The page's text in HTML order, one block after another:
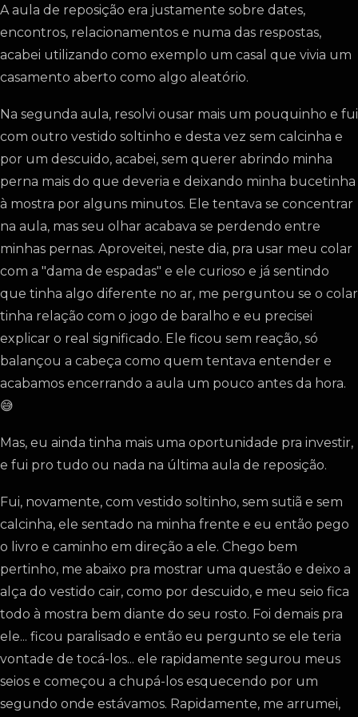
A aula de reposição era justamente sobre dates,
encontros, relacionamentos e numa das respostas,
acabei utilizando como exemplo um casal que vivia um
casamento aberto como algo aleatório.
Na segunda aula, resolvi ousar mais um pouquinho e fui
com outro vestido soltinho e desta vez sem calcinha e
por um descuido, acabei, sem querer abrindo minha
perna mais do que deveria e deixando minha bucetinha
à mostra por alguns minutos. Ele tentava se concentrar
na aula, mas seu olhar acabava se perdendo entre
minhas pernas. Aproveitei, neste dia, pra usar meu colar
com a "dama de espadas" e ele curioso e já sentindo
que tinha algo diferente no ar, me perguntou se o colar
tinha relação com o jogo de baralho e eu precisei
explicar o real significado. Ele ficou sem reação, só
balançou a cabeça como quem tentava entender e
acabamos encerrando a aula um pouco antes da hora.
😅
Mas, eu ainda tinha mais uma oportunidade pra investir,
e fui pro tudo ou nada na última aula de reposição.
Fui, novamente, com vestido soltinho, sem sutiã e sem
calcinha, ele sentado na minha frente e eu então pego
o livro e caminho em direção a ele. Chego bem
pertinho, me abaixo pra mostrar uma questão e deixo a
alça do vestido cair, como por descuido, e meu seio fica
todo à mostra bem diante do seu rosto. Foi demais pra
ele... ficou paralisado e então eu pergunto se ele teria
vontade de tocá-los... ele rapidamente segurou meus
seios e começou a chupá-los esquecendo por um
segundo onde estávamos. Rapidamente, me arrumei,